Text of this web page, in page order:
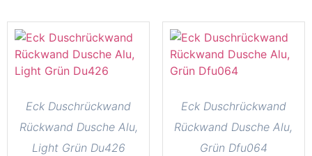
Eck Duschrückwand
Rückwand Dusche Alu,
Light Grün Du426
Eck Duschrückwand
Rückwand Dusche Alu,
Grün Dfu064